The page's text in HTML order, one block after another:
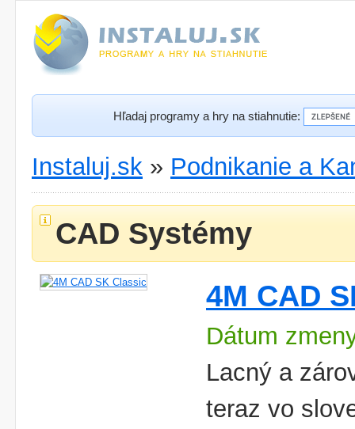
Hľadaj programy a hry na stiahnutie:
Instaluj.sk » Podnikanie a
CAD Systémy
4M CAD
Dátum
Lacný a
teraz vo